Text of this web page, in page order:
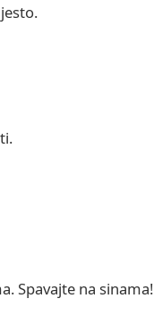
Spavajte na sinama!